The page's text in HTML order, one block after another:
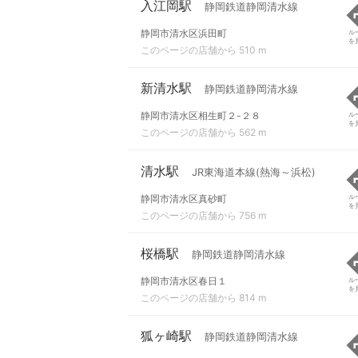
入江岡駅 静岡鉄道静岡清水線
静岡市清水区浜田町
このページの店舗から 510 m
ル
を
新清水駅 静岡鉄道静岡清水線
静岡市清水区相生町２-２８
このページの店舗から 562 m
ル
を
清水駅 JR東海道本線(熱海～浜松)
静岡市清水区真砂町
このページの店舗から 756 m
ル
を
桜橋駅 静岡鉄道静岡清水線
静岡市清水区春日１
このページの店舗から 814 m
ル
を
狐ヶ崎駅 静岡鉄道静岡清水線